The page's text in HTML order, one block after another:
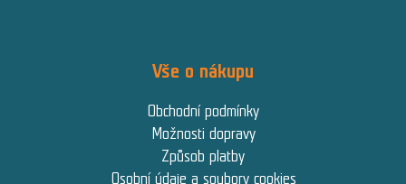
Vše o nákupu
Obchodní podmínky
Možnosti dopravy
Způsob platby
Osobní údaje a soubory cookies